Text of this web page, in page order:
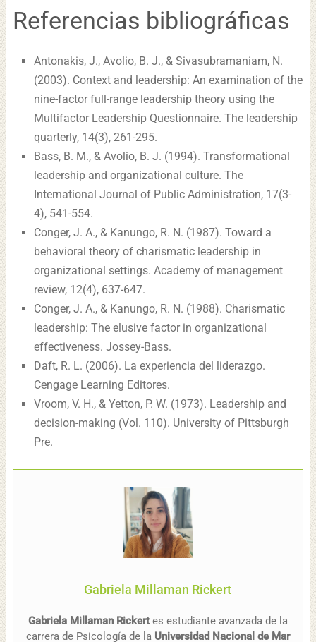
Referencias bibliográficas
Antonakis, J., Avolio, B. J., & Sivasubramaniam, N.
(2003). Context and leadership: An examination of the
nine-factor full-range leadership theory using the
Multifactor Leadership Questionnaire. The leadership
quarterly, 14(3), 261-295.
Bass, B. M., & Avolio, B. J. (1994). Transformational
leadership and organizational culture. The
International Journal of Public Administration, 17(3-
4), 541-554.
Conger, J. A., & Kanungo, R. N. (1987). Toward a
behavioral theory of charismatic leadership in
organizational settings. Academy of management
review, 12(4), 637-647.
Conger, J. A., & Kanungo, R. N. (1988). Charismatic
leadership: The elusive factor in organizational
effectiveness. Jossey-Bass.
Daft, R. L. (2006). La experiencia del liderazgo.
Cengage Learning Editores.
Vroom, V. H., & Yetton, P. W. (1973). Leadership and
decision-making (Vol. 110). University of Pittsburgh
Pre.
Gabriela Millaman Rickert
Gabriela Millaman Rickertes estudiante avanzada de la
carrera de Psicología de la Universidad Nacional de Mar